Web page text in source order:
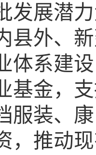
发展潜
县外、
体系建
基金，
服装、
，推动